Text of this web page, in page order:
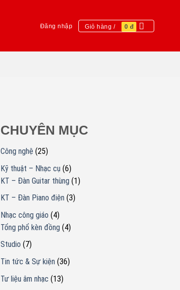
Đăng nhập Giỏ hàng / 0 đ
CHUYÊN MỤC
Công nghệ (25)
Kỹ thuật – Nhạc cụ (6)
KT – Đàn Guitar thùng (1)
KT – Đàn Piano điện (3)
Nhạc công giáo (4)
Tổng phổ kèn đồng (4)
Studio (7)
Tin tức & Sự kiện (36)
Tư liệu âm nhạc (13)